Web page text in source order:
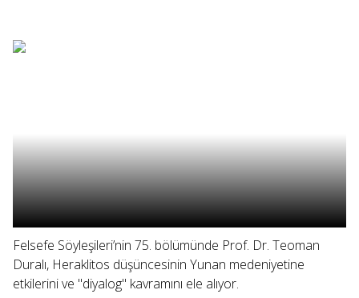
Felsefe Söyleşileri’nin 75. bölümünde Prof. Dr. Teoman
Duralı, Heraklitos düşüncesinin Yunan medeniyetine
etkilerini ve "diyalog" kavramını ele alıyor.